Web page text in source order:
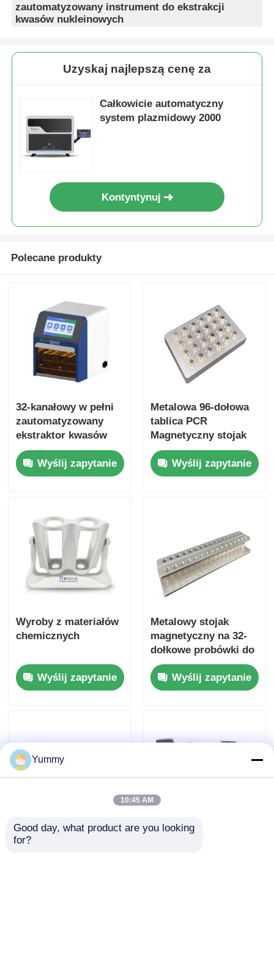
zautomatyzowany instrument do ekstrakcji
kwasów nukleinowych
Uzyskaj najlepszą cenę za
Całkowicie automatyczny
system plazmidowy 2000
Kontyntynuj
Polecane produkty
32-kanałowy w pełni
zautomatyzowany
ekstraktor kwasów
nukleinowych
Wyślij zapytanie
Metalowa 96-dołowa
tablica PCR
Magnetyczny stojak
Wyślij zapytanie
Wyroby z materiałów
chemicznych
Wyślij zapytanie
Metalowy stojak
magnetyczny na 32-
dołkowe probówki do
PCR o pojemności 0,2
ml
Wyślij zapytanie
24-kanałowy
Całkowicie
Yummy
10:45 AM
Good day, what product are you looking
for?